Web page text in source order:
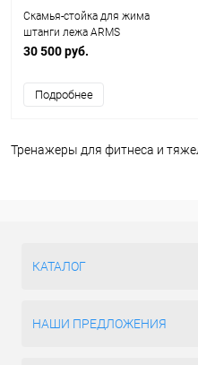
Скамья-стойка для жима
штанги лежа ARMS
30 500 руб.
Подробнее
Тренажеры для фитнеса и
КАТАЛОГ
НАШИ ПРЕДЛОЖЕНИЯ